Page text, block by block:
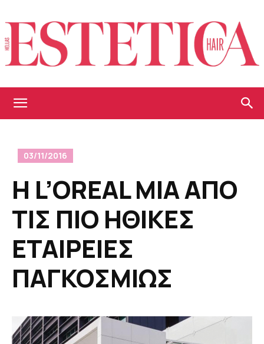
03/11/2016
Η L’OREAL ΜΙΑ ΑΠΟ
ΤΙΣ ΠΙΟ ΗΘΙΚΕΣ
ΕΤΑΙΡΕΙΕΣ
ΠΑΓΚΟΣΜΙΩΣ